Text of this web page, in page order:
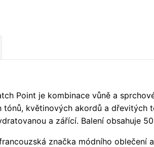
Point je kombinace vůně a
tónů, květinových akordů a dřevitých
a zářící. Balení obsahuje
značka módního oblečení